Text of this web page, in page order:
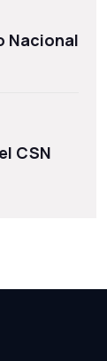
Nacional
CSN